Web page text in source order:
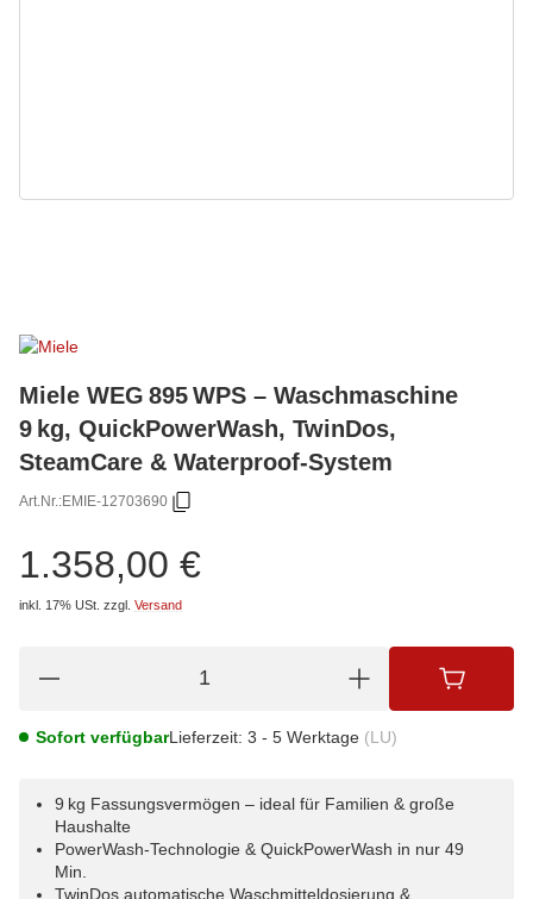
Miele WEG 895 WPS – Waschmaschine
9 kg, QuickPowerWash, TwinDos,
SteamCare & Waterproof-System
Art.Nr.:EMIE-12703690
1.358,00 €
inkl. 17% USt. zzgl. Versand
Sofort verfügbarLieferzeit: 3 - 5 Werktage (LU)
9 kg Fassungsvermögen – ideal für Familien & große
Haushalte
PowerWash-Technologie & QuickPowerWash in nur 49
Min.
TwinDos automatische Waschmitteldosierung &